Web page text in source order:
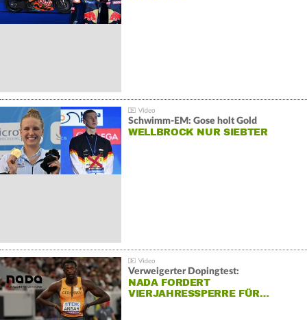
Schwimm-EM: Gose holt Gold
WELLBROCK NUR SIEBTER
Verweigerter Dopingtest:
NADA FORDERT
VIERJAHRESSPERRE FÜR…